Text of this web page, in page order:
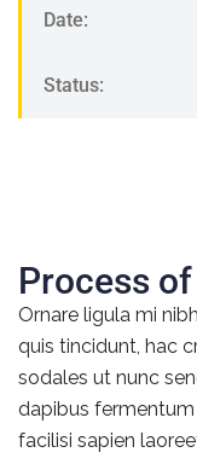
Date:
Status:
Process
Ornare ligula mi
quis tincidunt, hac
sodales ut nunc
dapibus
facilisi sapien